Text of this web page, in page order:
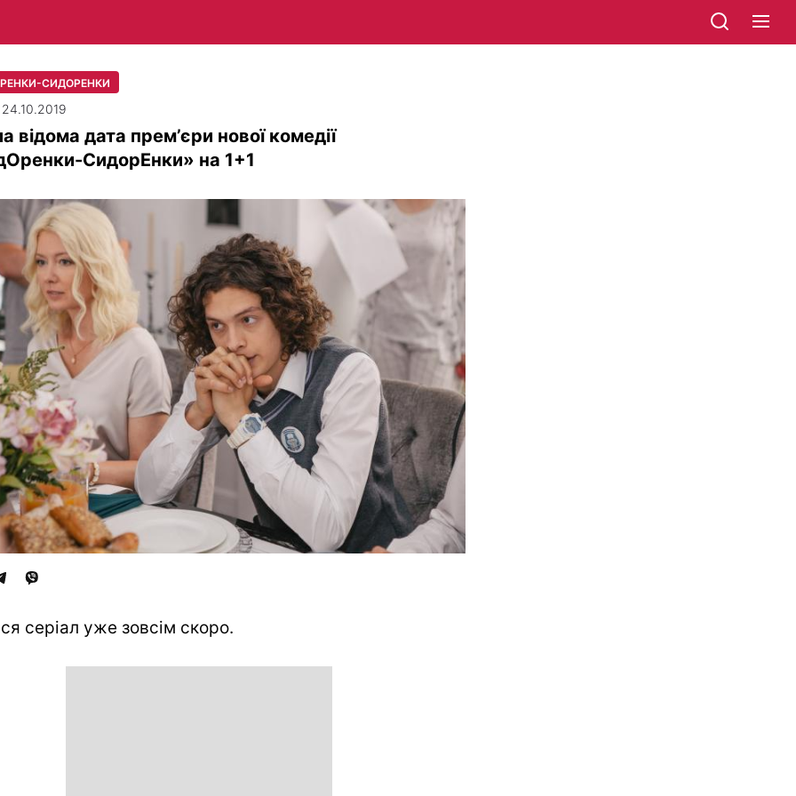
СИДОРЕНКИ
відома дата прем’єри нової комедії
СидорЕнки» на 1+1
серіал уже зовсім скоро.